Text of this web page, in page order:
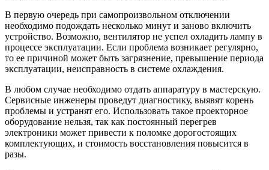
В первую очередь при самопроизвольном отключении
необходимо подождать несколько минут и заново включить
устройство. Возможно, вентилятор не успел охладить лампу в
процессе эксплуатации. Если проблема возникает регулярно,
то ее причиной может быть загрязнение, превышение периода
эксплуатации, неисправность в системе охлаждения.
В любом случае необходимо отдать аппаратуру в мастерскую.
Сервисные инженеры проведут диагностику, выявят корень
проблемы и устранят его. Использовать такое проекторное
оборудование нельзя, так как постоянный перегрев
электроники может привести к поломке дорогостоящих
комплектующих, и стоимость восстановления повысится в
разы.